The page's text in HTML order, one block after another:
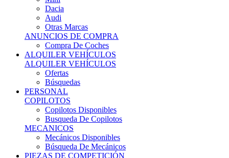
Dacia
Audi
Otras Marcas
ANUNCIOS DE COMPRA
Compra De Coches
ALQUILER VEHÍCULOS
ALQUILER VEHÍCULOS
Ofertas
Búsquedas
PERSONAL
COPILOTOS
Copilotos Disponibles
Busqueda De Copilotos
MECANICOS
Mecánicos Disponibles
Búsqueda De Mecánicos
PIEZAS DE COMPETICIÓN